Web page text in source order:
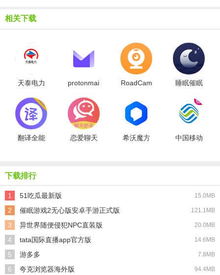
相关下载
天泰电力
protonmail
RoadCam
睡眠催眠
翻译全能
恋爱聊天
希沃魔方 中国移动
下载排行
1 51吃瓜最新版 15.0MB
2 催眠游戏2无心版安卓手游正式版 121.1MB
3 异世界随便侵犯NPC直装版 20.0MB
4 tata国际直播app官方版 14.6MB
5 游多多 7.8MB
6 夸克浏览器海外版 94.4MB